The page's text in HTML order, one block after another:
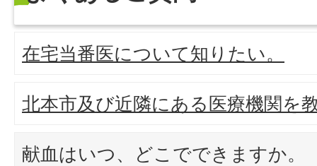
在宅当番医について知りたい。
北本市及び近隣にある医療機関を
献血はいつ、どこでできますか。